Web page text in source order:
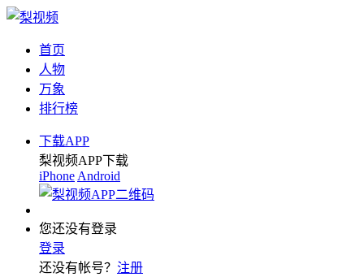
首页
人物
万象
排行榜
下载APP
梨视频APP下载
iPhone Android
您还没有登录
登录
还没有帐号？ 注册